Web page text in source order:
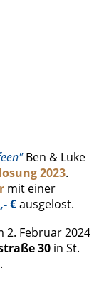
Ben & Luke
2023.
mit einer
€ausgelost.
Februar 2024
30in St.